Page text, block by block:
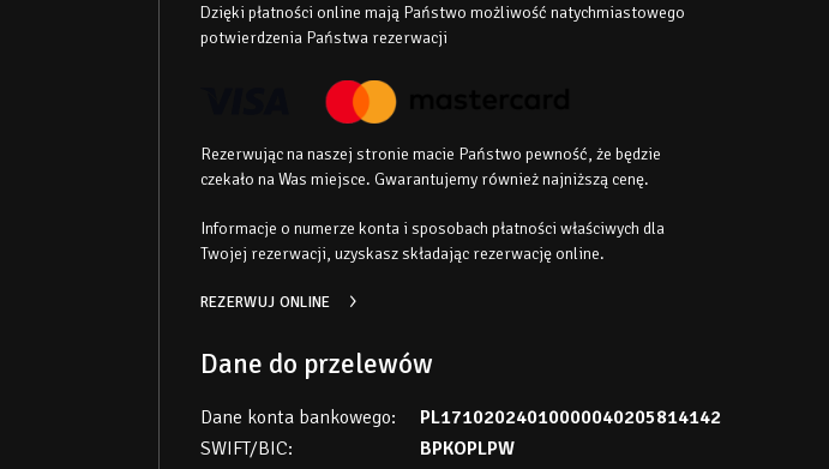
Dzięki płatności online mają Państwo możliwość natychmiastowego
potwierdzenia Państwa rezerwacji
Rezerwując na naszej stronie macie Państwo pewność, że będzie
czekało na Was miejsce. Gwarantujemy również najniższą cenę.
Informacje o numerze konta i sposobach płatności właściwych dla
Twojej rezerwacji, uzyskasz składając rezerwację online.
REZERWUJ ONLINE
Dane do przelewów
Dane konta bankowego:
PL17102024010000040205814142
SWIFT/BIC:
BPKOPLPW